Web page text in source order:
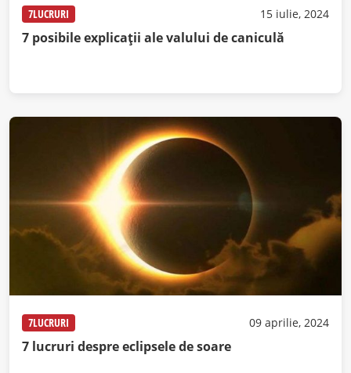
7LUCRURI 15 iulie, 2024
7 posibile explicații ale valului de caniculă
7LUCRURI 09 aprilie, 2024
7 lucruri despre eclipsele de soare